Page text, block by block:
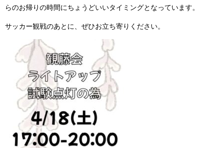
らのお帰りの時間にちょうどいいタイミングとなっています。
サッカー観戦のあとに、ぜひお立ち寄りください。